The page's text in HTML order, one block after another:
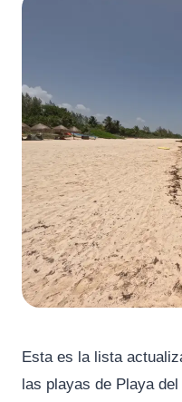
Esta es la lista
las playas de Playa